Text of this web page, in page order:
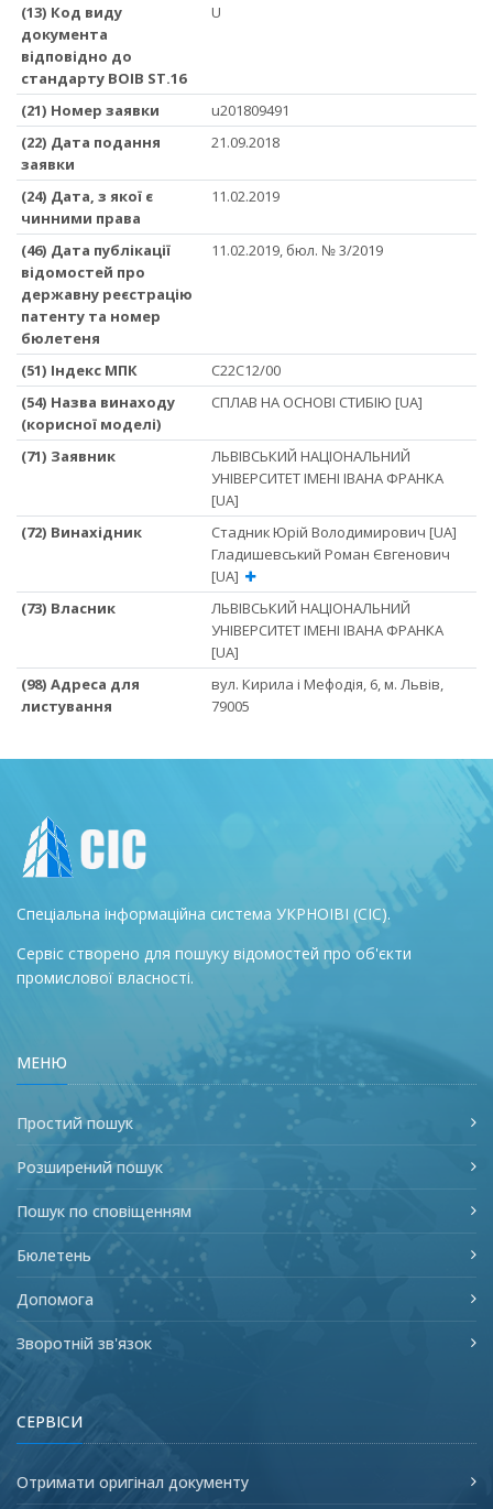
(13) Код виду
документа
відповідно до
стандарту ВОІВ ST.16
U
(21) Номер заявки
u201809491
(22) Дата подання
заявки
21.09.2018
(24) Дата, з якої є
чинними права
11.02.2019
(46) Дата публікації
відомостей про
державну реєстрацію
патенту та номер
бюлетеня
11.02.2019, бюл. № 3/2019
(51) Iндекс МПК
C22C12/00
(54) Назва винаходу
(корисної моделі)
СПЛАВ НА ОСНОВІ СТИБІЮ [UA]
(71) Заявник
ЛЬВІВСЬКИЙ НАЦІОНАЛЬНИЙ
УНІВЕРСИТЕТ ІМЕНІ ІВАНА ФРАНКА
[UA]
(72) Винахідник
Стадник Юрій Володимирович [UA]
Гладишевський Роман Євгенович
[UA]
(73) Власник
ЛЬВІВСЬКИЙ НАЦІОНАЛЬНИЙ
УНІВЕРСИТЕТ ІМЕНІ ІВАНА ФРАНКА
[UA]
(98) Адреса для
листування
вул. Кирила і Мефодія, 6, м. Львів,
79005
Спеціальна інформаційна система УКРНОІВІ (СІС).
Сервіс створено для пошуку відомостей про об'єкти
промислової власності.
МЕНЮ
Простий пошук
Розширений пошук
Пошук по сповіщенням
Бюлетень
Допомога
Зворотній зв'язок
СЕРВІСИ
Отримати оригінал документу